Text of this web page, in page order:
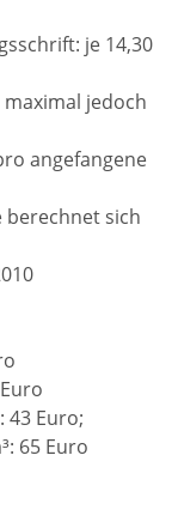
je 14,30
maximal jedoch
angefangene
berechnet sich
43 Euro;
65 Euro